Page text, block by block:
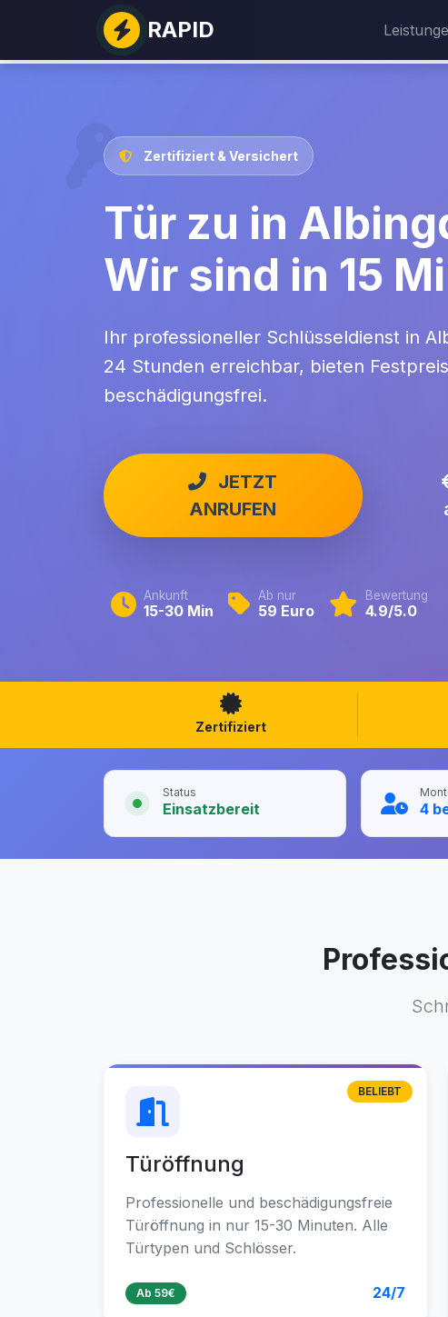
RAPID
Zertifiziert & Versichert
Tür zu in
Wir sind in 15
Ihr professioneller Schlüsseldienst in
24 Stunden erreichbar, bieten
beschädigungsfrei.
JETZT
ANRUFEN
Ankunft
15-30 Min
Ab nur
59 Euro
Bewertung
4.9/5.0
Zertifiziert
Status
Einsatzbereit 4
Türöffnung
Professionelle und beschädigungsfreie
Türöffnung in nur 15-30 Minuten. Alle
Türtypen und Schlösser.
Ab 59€ 24/7
BELIEBT